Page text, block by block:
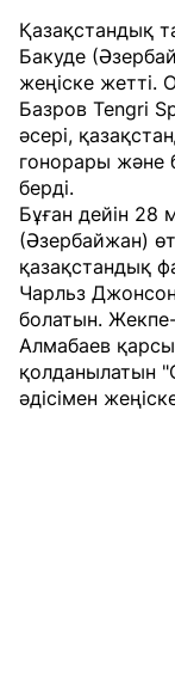
Қазақстандық
Бакуде
жеңіске
Базров Tengri
әсері,
гонорары және
берді.
Бұған дейін 28
(Әзербайжан)
қазақстандық
Чарльз
болатын.
Алмабаев
қолданылатын
әдісімен